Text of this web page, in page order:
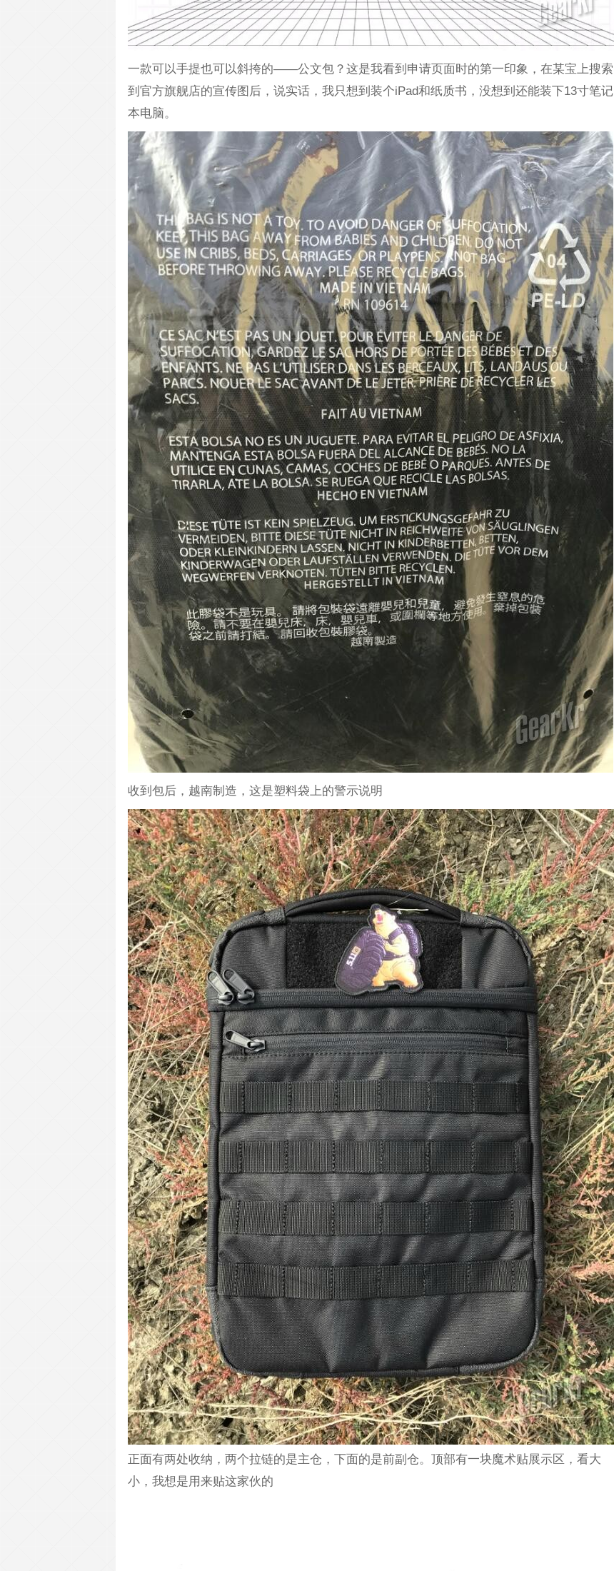
一款可以手提也可以斜挎的——公文包？这是我看到申请页面时的第一印象，在某宝上搜索
到官方旗舰店的宣传图后，说实话，我只想到装个iPad和纸质书，没想到还能装下13寸笔记
本电脑。
收到包后，越南制造，这是塑料袋上的警示说明
正面有两处收纳，两个拉链的是主仓，下面的是前副仓。顶部有一块魔术贴展示区，看大
小，我想是用来贴这家伙的